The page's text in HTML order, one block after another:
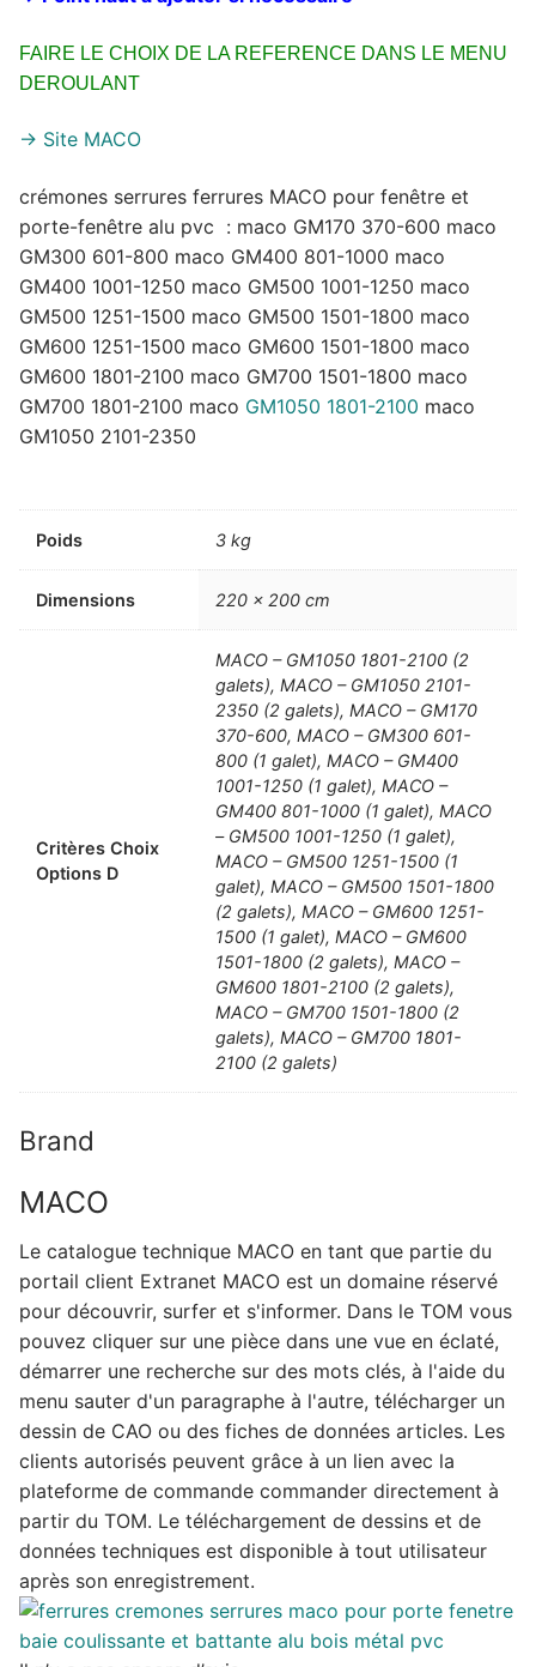
FAIRE LE CHOIX DE LA REFERENCE DANS LE MENU
DEROULANT
-> Site MACO
crémones serrures ferrures MACO pour fenêtre et
porte-fenêtre alu pvc : maco GM170 370-600 maco
GM300 601-800 maco GM400 801-1000 maco
GM400 1001-1250 maco GM500 1001-1250 maco
GM500 1251-1500 maco GM500 1501-1800 maco
GM600 1251-1500 maco GM600 1501-1800 maco
GM600 1801-2100 maco GM700 1501-1800 maco
GM700 1801-2100 maco GM1050 1801-2100 maco
GM1050 2101-2350
Poids 3 kg
Dimensions 220 × 200 cm
Critères Choix
Options D
MACO – GM1050 1801-2100 (2
galets), MACO – GM1050 2101-
2350 (2 galets), MACO – GM170
370-600, MACO – GM300 601-
800 (1 galet), MACO – GM400
1001-1250 (1 galet), MACO –
GM400 801-1000 (1 galet), MACO
– GM500 1001-1250 (1 galet),
MACO – GM500 1251-1500 (1
galet), MACO – GM500 1501-1800
(2 galets), MACO – GM600 1251-
1500 (1 galet), MACO – GM600
1501-1800 (2 galets), MACO –
GM600 1801-2100 (2 galets),
MACO – GM700 1501-1800 (2
galets), MACO – GM700 1801-
2100 (2 galets)
Brand
MACO
Le catalogue technique MACO en tant que partie du
portail client Extranet MACO est un domaine réservé
pour découvrir, surfer et s'informer. Dans le TOM vous
pouvez cliquer sur une pièce dans une vue en éclaté,
démarrer une recherche sur des mots clés, à l'aide du
menu sauter d'un paragraphe à l'autre, télécharger un
dessin de CAO ou des fiches de données articles. Les
clients autorisés peuvent grâce à un lien avec la
plateforme de commande commander directement à
partir du TOM. Le téléchargement de dessins et de
données techniques est disponible à tout utilisateur
après son enregistrement.